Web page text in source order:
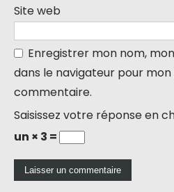
Site web
Enregistrer mon nom,
dans le navigateur pour
commentaire.
Saisissez votre réponse en
un × 3 =